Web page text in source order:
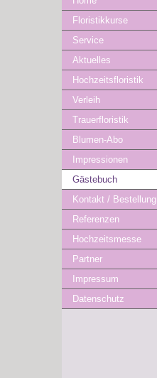
Floristikkurse
Service
Aktuelles
Hochzeitsfloristik
Verleih
Trauerfloristik
Blumen-Abo
Impressionen
Gästebuch
Kontakt / Bestellung
Referenzen
Hochzeitsmesse
Partner
Impressum
Datenschutz